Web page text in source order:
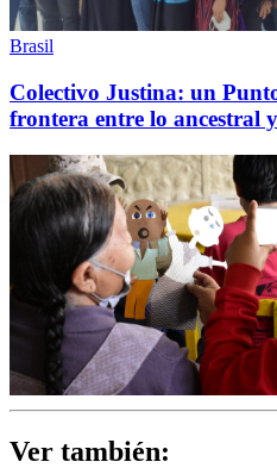
Brasil
Colectivo Justina: un
frontera entre lo ancestral
Ver también: